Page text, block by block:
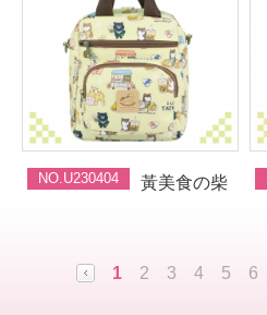
NO.U230404 黃美食の柴
1 2 3 4 5 6